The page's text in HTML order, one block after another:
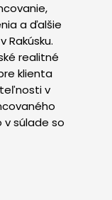
a ďalšie
Rakúsku.
realitné
klienta
v
súlade so